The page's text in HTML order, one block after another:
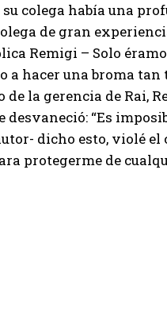
colega había una
de gran
Remigi – Solo
a hacer una broma
la gerencia de Rai,
“Es
dicho esto, violé el
protegerme de